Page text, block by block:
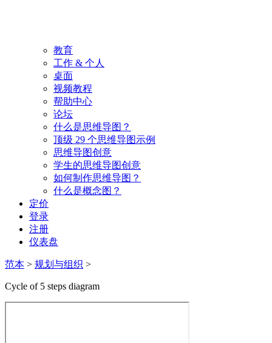
教育
工作 & 个人
桌面
视频教程
帮助中心
论坛
什么是思维导图？
顶级 29 个思维导图示例
思维导图创意
学生的思维导图创意
如何制作思维导图？
什么是概念图？
定价
登录
注册
仪表盘
范本 > 规划与组织 >
Cycle of 5 steps diagram